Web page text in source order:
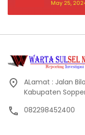
May 25,
ALamat : Jalan
Kabupaten
082298452400